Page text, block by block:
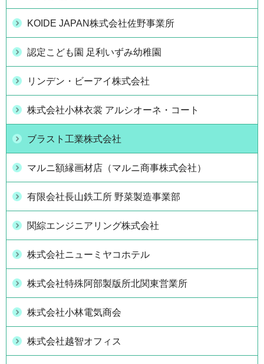
KOIDE JAPAN株式会社佐野事業所
認定こども園 足利いずみ幼稚園
リンデン・ビーアイ株式会社
株式会社小林衣裳 アルシオーネ・コート
ブラスト工業株式会社
マルニ額縁画材店（マルニ商事株式会社）
有限会社長山鉄工所 野菜製造事業部
関綜エンジニアリング株式会社
株式会社ニューミヤコホテル
株式会社特殊阿部製版所北関東営業所
株式会社小林電気商会
株式会社越智オフィス